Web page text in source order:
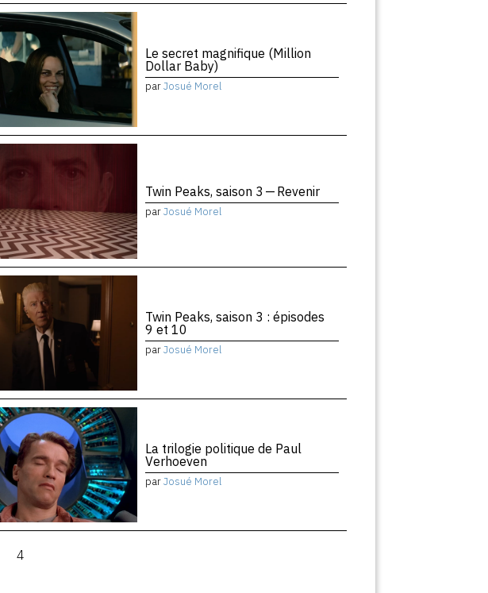
Le secret magnifique (Million
Dollar Baby)
parJosué Morel
Twin Peaks, saison 3 — Revenir
parJosué Morel
Twin Peaks, saison 3 : épisodes
9 et 10
parJosué Morel
La trilogie politique de Paul
Verhoeven
parJosué Morel
4